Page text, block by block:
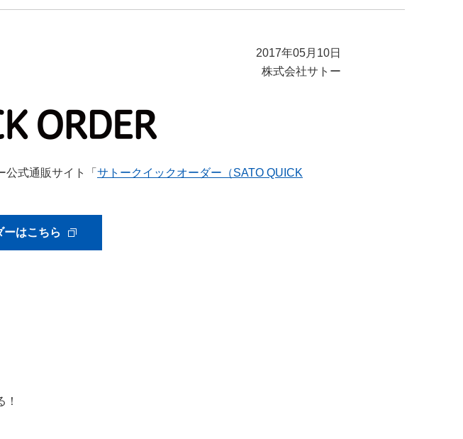
2017年05月10日
株式会社サトー
式通販サイト「 サトークイックオーダー（SATO QUICK
ーはこちら